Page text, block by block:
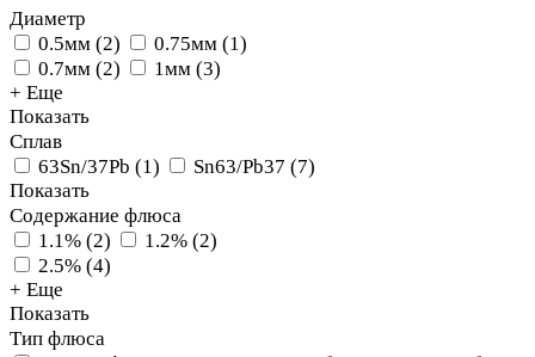
Диаметр
0.5мм (2) 0.75мм (1)
0.7мм (2) 1мм (3)
+ Еще
Показать
Сплав
63Sn/37Pb (1) Sn63/Pb37 (7)
Показать
Содержание флюса
1.1% (2) 1.2% (2)
2.5% (4)
+ Еще
Показать
Тип флюса